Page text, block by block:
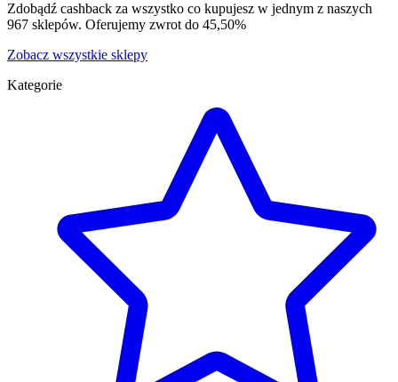
Zdobądź cashback za wszystko co kupujesz w jednym z naszych
967 sklepów. Oferujemy zwrot do 45,50%
Zobacz wszystkie sklepy
Kategorie